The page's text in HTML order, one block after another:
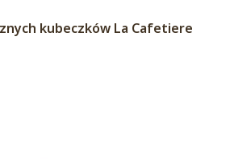
kubeczków La Cafetiere